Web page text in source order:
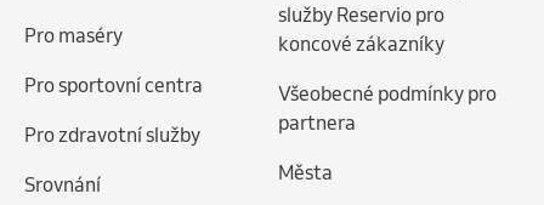
Pro maséry
Pro sportovní centra
Pro zdravotní služby
Srovnání
služby Reservio pro
koncové zákazníky
Všeobecné podmínky pro
partnera
Města